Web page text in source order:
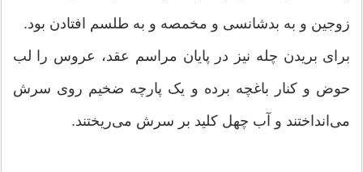
زوجین و به بدشانسى و مخمصه و به طلسم افتادن بود.
براى بریدن چله نیز در پایان مراسم عقد، عروس را لب
حوض و کنار باغچه برده و یک پارچه ضخیم روى سرش
مى‌انداختند و آب چهل کلید بر سرش مى‌ریختند.